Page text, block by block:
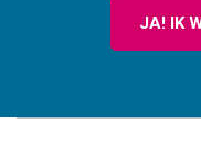
JA! IK